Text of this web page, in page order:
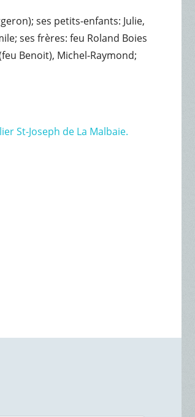
ses petits-enfants: Julie,
ses frères: feu Roland Boies
Benoit), Michel-Raymond;
St-Joseph de La Malbaie.